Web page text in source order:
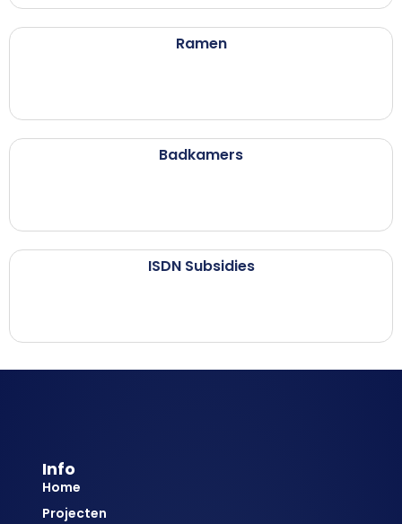
Ramen
Badkamers
ISDN Subsidies
Info
Home
Projecten